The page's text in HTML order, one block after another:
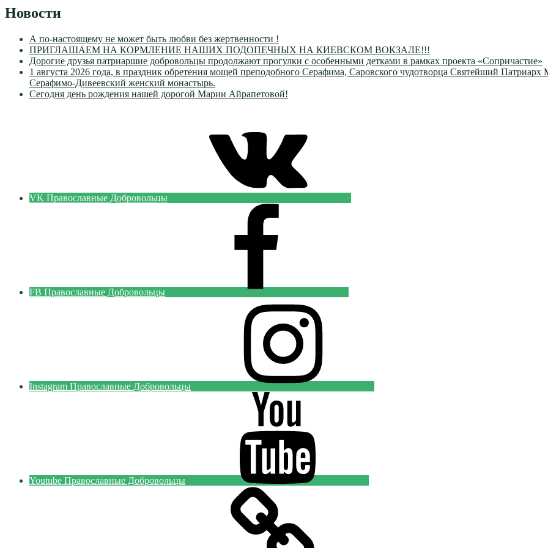
Новости
А по-настоящему не может быть любви без жертвенности !
ПРИГЛАШАЕМ НА КОРМЛЕНИЕ НАШИХ ПОДОПЕЧНЫХ НА КИЕВСКОМ ВОКЗАЛЕ!!!
Дорогие друзья патриаршие добровольцы продолжают прогулки с особенными детками в рамках проекта «Сопричастие»
1 августа 2026 года, в праздник обретения мощей преподобного Серафима, Саровского чудотворца Святейший
Серафимо-Дивеевский женский монастырь.
Сегодня день рождения нашей дорогой Марии Айрапетовой!
VK Православные Добровольцы
FB Православные Добровольцы
Instagram Православные Добровольцы
Youtube Православные Добровольцы